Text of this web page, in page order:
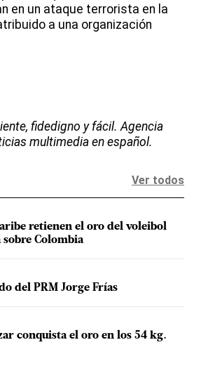
en un ataque terrorista en la
a una organización
fidedigno y fácil. Agencia
multimedia en español.
Ver todos
retienen el oro del voleibol
Colombia
del PRM Jorge Frías
conquista el oro en los 54 kg.